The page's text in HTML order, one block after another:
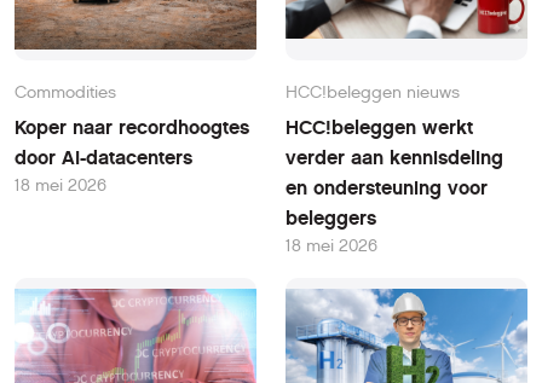
Commodities
Koper naar recordhoogtes
door AI-datacenters
18 mei 2026
HCC!beleggen nieuws
HCC!beleggen werkt
verder aan kennisdeling
en ondersteuning voor
beleggers
18 mei 2026